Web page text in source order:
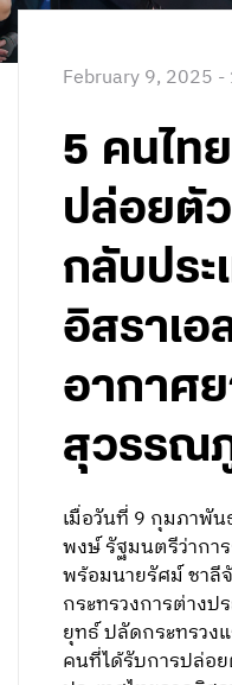
February 9, 2025
5 คนไท
ปล่อยตัว
กลับประ
อิสราเอ
อากาศ
สุวรรณ
เมื่อวันที่ 9 กุมภาพัน
พงษ์ รัฐมนตรีว่ากา
พร้อมนายรัศม์ ชาลี
กระทรวงการต่าง
ยุทธ์ ปลัดกระทรวง
คนที่ได้รับการปล่อ